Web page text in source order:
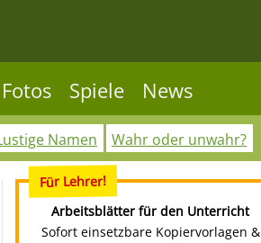
Fotos Spiele News
Namen Wahr oder unwahr?
Für Lehrer!
Arbeitsblätter für den Unterricht
Sofort einsetzbare Kopiervorlagen &